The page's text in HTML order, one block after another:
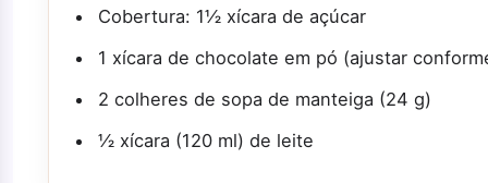
Cobertura: 1½ xícara de açúcar
1 xícara de chocolate em pó (ajustar
2 colheres de sopa de manteiga (24 g)
½ xícara (120 ml) de leite